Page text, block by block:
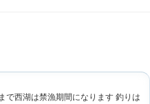
で西湖は禁漁期間になります 釣りは